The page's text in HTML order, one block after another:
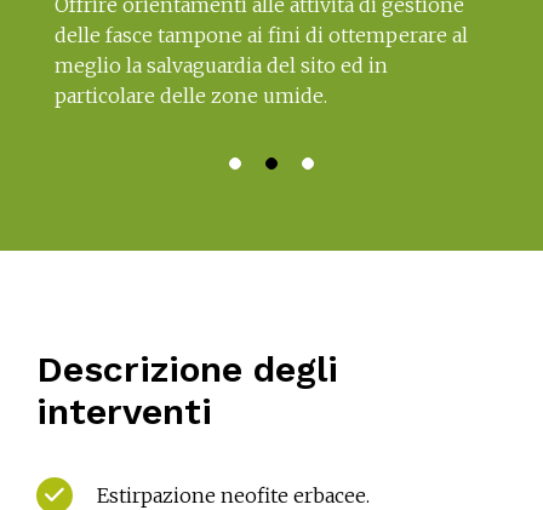
Offrire orientamenti alle attività di gestione
delle fasce tampone ai fini di ottemperare al
meglio la salvaguardia del sito ed in
particolare delle zone umide.
Descrizione degli
interventi
Estirpazione neofite erbacee.